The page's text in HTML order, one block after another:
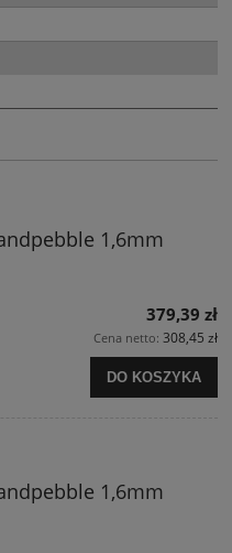
1,6mm
379,39 zł
Cena netto: 308,45 zł
DO KOSZYKA
1,6mm